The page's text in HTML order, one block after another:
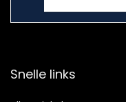
Snelle links